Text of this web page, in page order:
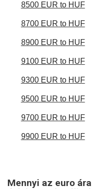
8500 EUR to HUF
8700 EUR to HUF
8900 EUR to HUF
9100 EUR to HUF
9300 EUR to HUF
9500 EUR to HUF
9700 EUR to HUF
9900 EUR to HUF
Mennyi az euro